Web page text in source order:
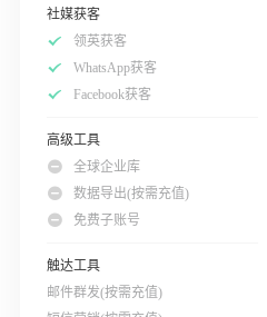
社媒获客
领英获客
WhatsApp获客
Facebook获客
高级工具
全球企业库
数据导出(按需充值)
免费子账号
触达工具
邮件群发(按需充值)